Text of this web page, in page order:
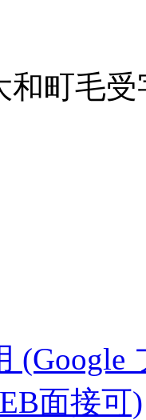
和町毛受
(Google
面接可)